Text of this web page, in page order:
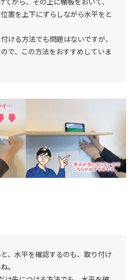
置を上下にずらしながら水平をと
ける方法でも問題はないですが、
で、この方法をおすすめしていま
、水平を確認するのも、取り付け
。